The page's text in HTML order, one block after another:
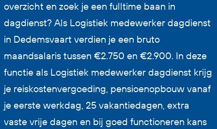
overzicht en zoek je een fulltime baan in
dagdienst? Als Logistiek medewerker dagdienst
in Dedemsvaart verdien je een bruto
maandsalaris tussen €2.750 en €2.900. In deze
functie als Logistiek medewerker dagdienst krijg
je reiskostenvergoeding, pensioenopbouw vanaf
je eerste werkdag, 25 vakantiedagen, extra
vaste vrije dagen en bij goed functioneren kans